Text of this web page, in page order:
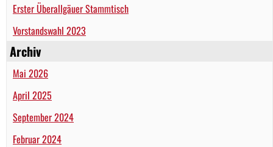
Erster Überallgäuer Stammtisch
Vorstandswahl 2023
Archiv
Mai 2026
April 2025
September 2024
Februar 2024